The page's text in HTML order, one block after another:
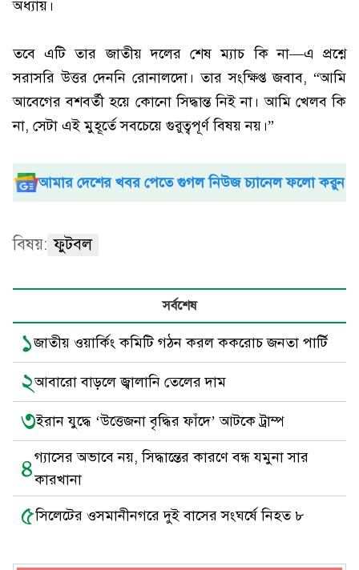
অধ্যায়।
তবে এটি তার জাতীয় দলের শেষ ম্যাচ কি না—এ প্রশ্নে
সরাসরি উত্তর দেননি রোনালদো। তার সংক্ষিপ্ত জবাব, “আমি
আবেগের বশবর্তী হয়ে কোনো সিদ্ধান্ত নিই না। আমি খেলব কি
না, সেটা এই মুহূর্তে সবচেয়ে গুরুত্বপূর্ণ বিষয় নয়।”
আমার দেশের খবর পেতে গুগল নিউজ চ্যানেল ফলো করুন
বিষয়: ফুটবল
সর্বশেষ
১জাতীয় ওয়ার্কিং কমিটি গঠন করল ককরোচ জনতা পার্টি
২আবারো বাড়লে জ্বালানি তেলের দাম
৩ইরান যুদ্ধে ‘উত্তেজনা বৃদ্ধির ফাঁদে’ আটকে ট্রাম্প
৪গ্যাসের অভাবে নয়, সিদ্ধান্তের কারণে বন্ধ যমুনা সার
কারখানা
৫সিলেটের ওসমানীনগরে দুই বাসের সংঘর্ষে নিহত ৮